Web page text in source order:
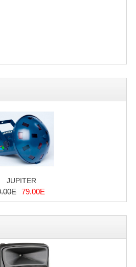
Plasma Et Écran LCD
CDs Et Disques Vinyls
Pour Contrôleur DJ
Case Pour La Lumière
Flight Multi-Usage
Trolley De Transport
JUPITER
79.00E